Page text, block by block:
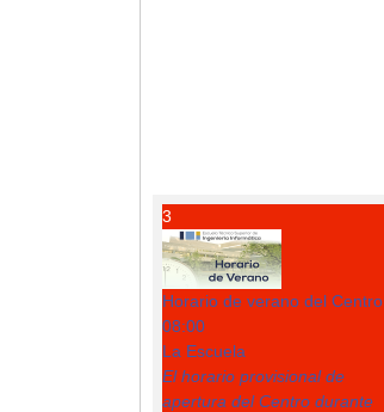
3
Horario de verano del Centro
08:00
La Escuela
El horario provisional de
apertura del Centro durante